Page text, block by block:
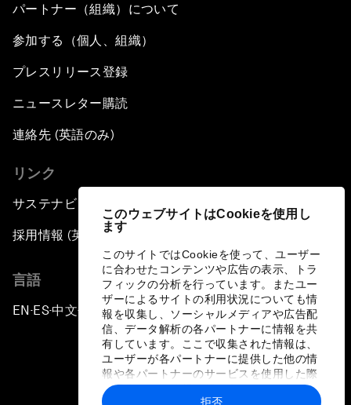
このウェブサイトはCookieを使用し
ます
このサイトではCookieを使って、ユーザー
に合わせたコンテンツや広告の表示、トラ
フィックの分析を行っています。またユー
ザーによるサイトの利用状況についても情
報を収集し、ソーシャルメディアや広告配
信、データ解析の各パートナーに情報を共
有しています。ここで収集された情報は、
ユーザーが各パートナーに提供した他の情
報や各パートナーのサービスを使用した際
に収集された情報と組み合わされ、各パー
拒否
パートナー（組織）について
参加する（個人、組織）
プレスリリース登録
ニュースレター購読
連絡先 (英語のみ)
リンク
サステナビリティへの取り組み
採用情報 (英語のみ)
言語
EN ▪ES▪中文▪ 日本語